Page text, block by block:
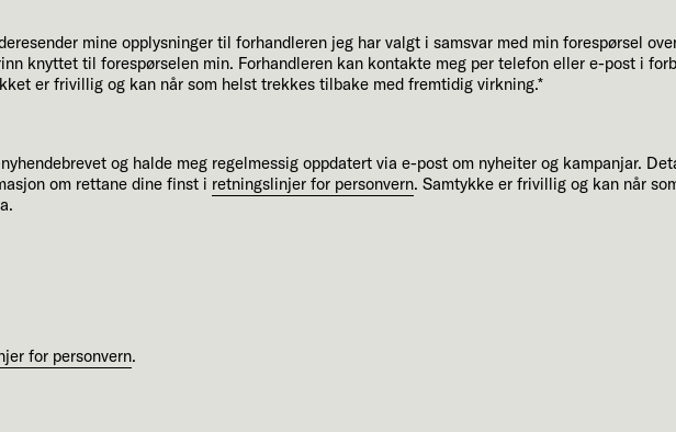
mine opplysninger til forhandleren jeg har valgt i samsvar med min forespørsel
knyttet til forespørselen min. Forhandleren kan kontakte meg per telefon eller e-post i
er frivillig og kan når som helst trekkes tilbake med fremtidig virkning.*
og halde meg regelmessig oppdatert via e-post om nyheiter og kampanjar.
om rettane dine finst i retningslinjer for personvern. Samtykke er frivillig og kan når
for personvern.